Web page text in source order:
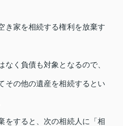
き家を相続する権利を放棄す
なく負債も対象となるので、
その他の遺産を相続するとい
をすると、次の相続人に「相